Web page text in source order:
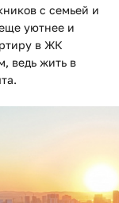
с семьей и
уютнее и
в ЖК
ведь жить в